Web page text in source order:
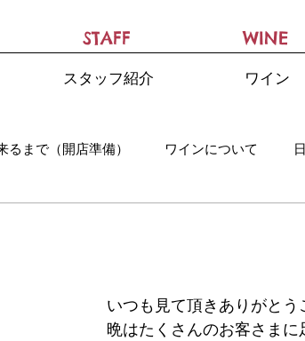
STAFF WINE
スタッフ紹介 ワイン
るまで（開店準備） ワインについて
いつも見て頂きありがと
晩はたくさんのお客さまに